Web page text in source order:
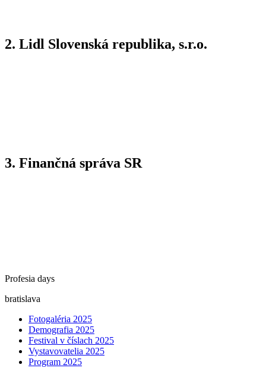
2. Lidl Slovenská republika, s.r.o.
3. Finančná správa SR
Profesia days
bratislava
Fotogaléria 2025
Demografia 2025
Festival v číslach 2025
Vystavovatelia 2025
Program 2025